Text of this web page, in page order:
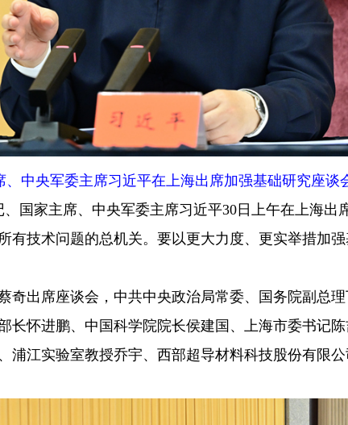
中央军委主席习近平在上海出席加强基础研究座
家主席、中央军委主席习近平30日上午在上海出
有技术问题的总机关。要以更大力度、更实举措加
出席座谈会，中共中央政治局常委、国务院副总理
怀进鹏、中国科学院院长侯建国、上海市委书记陈
浦江实验室教授乔宇、西部超导材料科技股份有限